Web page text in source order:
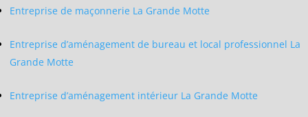
Entreprise de maçonnerie La Grande Motte
Entreprise d’aménagement de bureau et local professionnel La
Grande Motte
Entreprise d’aménagement intérieur La Grande Motte